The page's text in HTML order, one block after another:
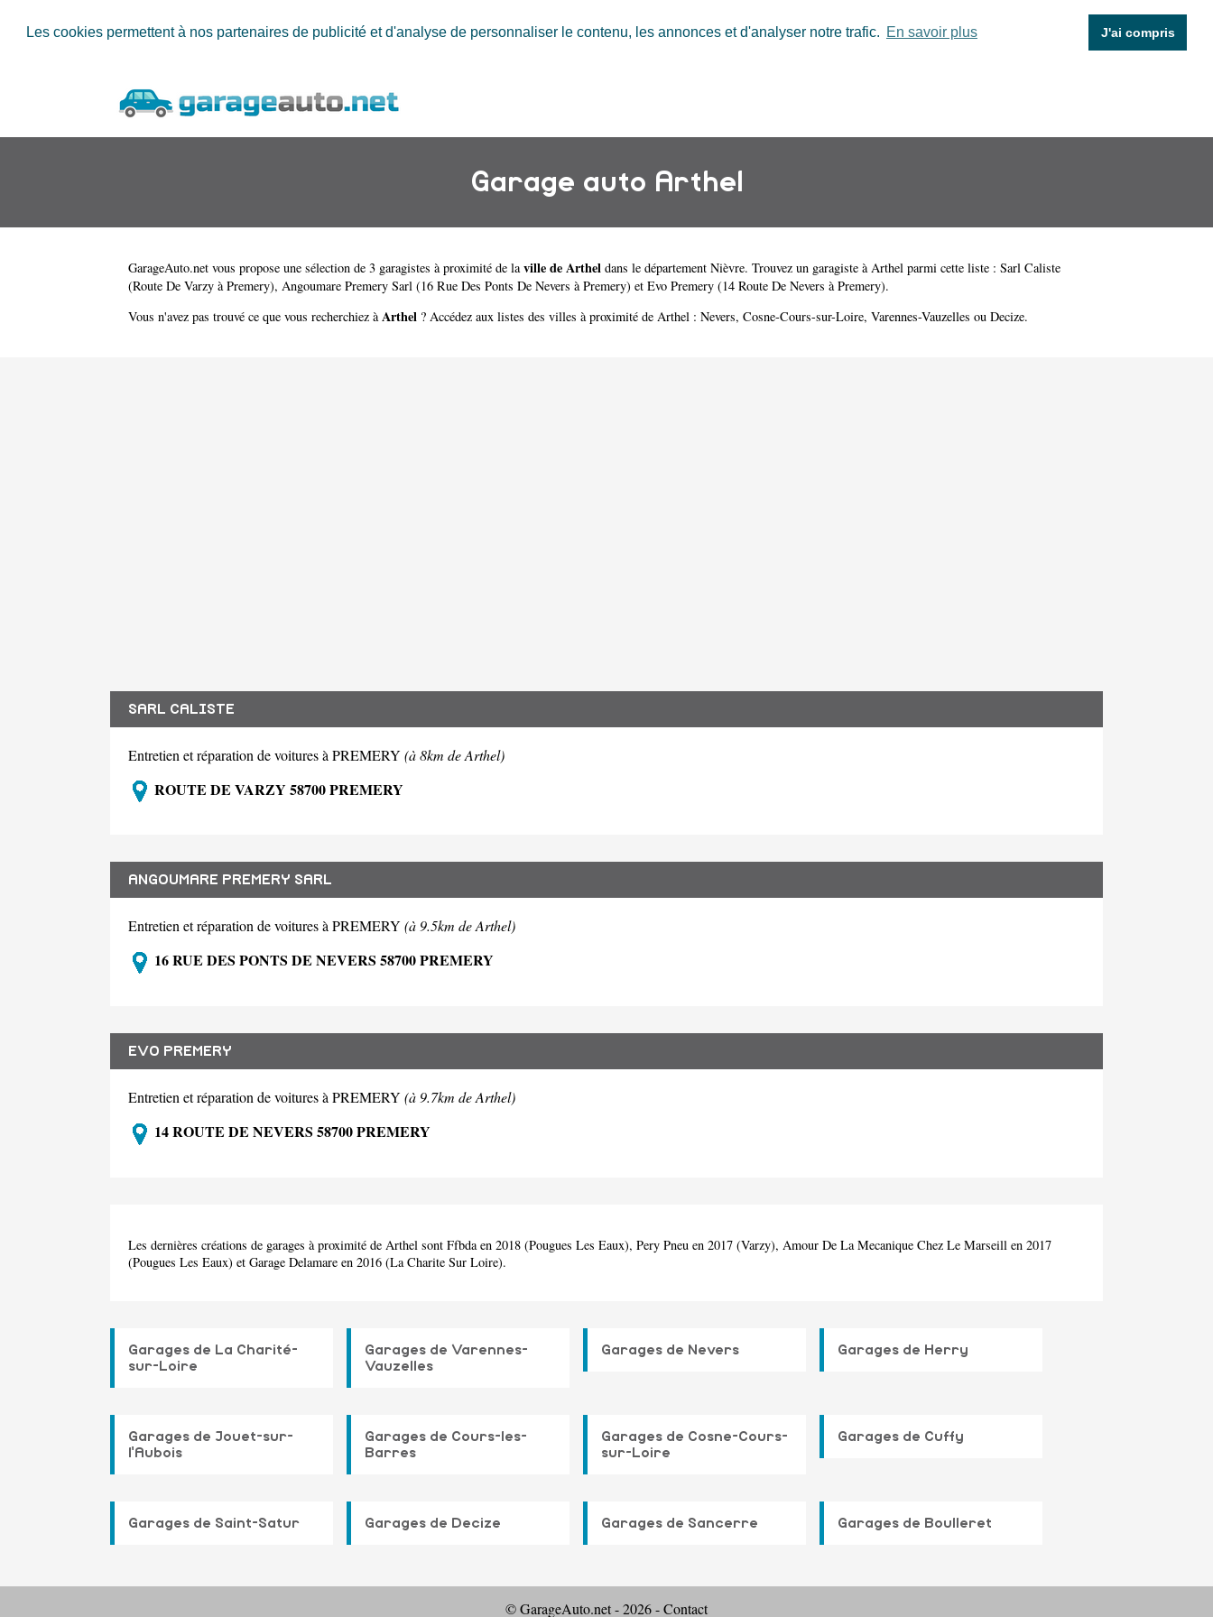
Les cookies permettent à nos partenaires de publicité et d'analyse de personnaliser le contenu, les annonces et d'analyser notre trafic. En savoir plus J'ai compris
Garage auto Arthel
GarageAuto.net vous propose une sélection de 3 garagistes à proximité de laville de Arthel dans le département Nièvre. Trouvez un garagiste à Arthel parmi cette liste : Sarl Caliste
(Route De Varzy à Premery), Angoumare Premery Sarl (16 Rue Des Ponts De Nevers à Premery) et Evo Premery (14 Route De Nevers à Premery).
Vous n'avez pas trouvé ce que vous recherchiez àArthel ? Accédez aux listes des villes à proximité de Arthel : Nevers, Cosne-Cours-sur-Loire, Varennes-Vauzelles ou Decize.
SARL CALISTE
Entretien et réparation de voitures à PREMERY (à 8km de Arthel)
ROUTE DE VARZY 58700 PREMERY
ANGOUMARE PREMERY SARL
Entretien et réparation de voitures à PREMERY (à 9.5km de Arthel)
16 RUE DES PONTS DE NEVERS 58700 PREMERY
EVO PREMERY
Entretien et réparation de voitures à PREMERY (à 9.7km de Arthel)
14 ROUTE DE NEVERS 58700 PREMERY
Les dernières créations de garages à proximité de Arthel sont Ffbda en 2018 (Pougues Les Eaux), Pery Pneu en 2017 (Varzy), Amour De La Mecanique Chez Le Marseill en 2017
(Pougues Les Eaux) et Garage Delamare en 2016 (La Charite Sur Loire).
Garages de La Charité-
sur-Loire
Garages de Varennes-
Vauzelles
Garages de Nevers Garages de Herry
Garages de Jouet-sur-
l'Aubois
Garages de Cours-les-
Barres
Garages de Cosne-Cours-
sur-Loire
Garages de Cuffy
Garages de Saint-Satur Garages de Decize Garages de Sancerre Garages de Boulleret
© GarageAuto.net - 2026 -Contact